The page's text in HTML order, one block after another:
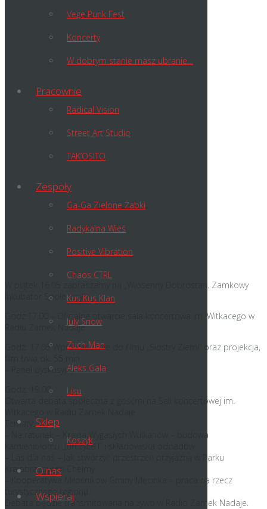
Vege Punk Fest
Koncerty
W dobrym stanie masz ubranie…
Pracownie
Radical Vision
Street Art Studio
TAK’OSITO
Zespoły
Ga-Ga Zielone Żabki
Radykalna Wieś
Positive Vibration
Chaos CTRL
Kus Kus Klan
July Snow
Zuch Man
Aleks Gala
Lisu
Sklep
Koszyk
O nas
Wspieraj
W piątek 16.05 zapraszamy na „Wiosenny Dobrostan. Zamkowy
Inkubator Społeczny”.
Godz.17.00 – Oficjalne otwarcie sala koncertowa im. Witkacego w
Radiu Zamek Nadaje
Godz. 17.05 Wprowadzenie do filmu „Siostry Ziemi” oraz projekcja,
– Panel dyskusyjny
Godz. 19.00
Otwarta debata społeczna z gośćmi na Sali koncertowej im.
Tematy:
– Na ratunek – Kraina Wygasłych Wulkanów – budowa
kamieniołomu „Jurczyce I” i składowiska odpadów
– Las dla nas – Jak stworzyć przestrzeń przyjazną w Parku
Krajobrazowym Chełmy
– Kooperatywa Miłośników Gminy Męcinka – praca na rzecz
turystycznego regionu
Debata będzie transmitowana na żywo w Radio Zamek Nadaje.